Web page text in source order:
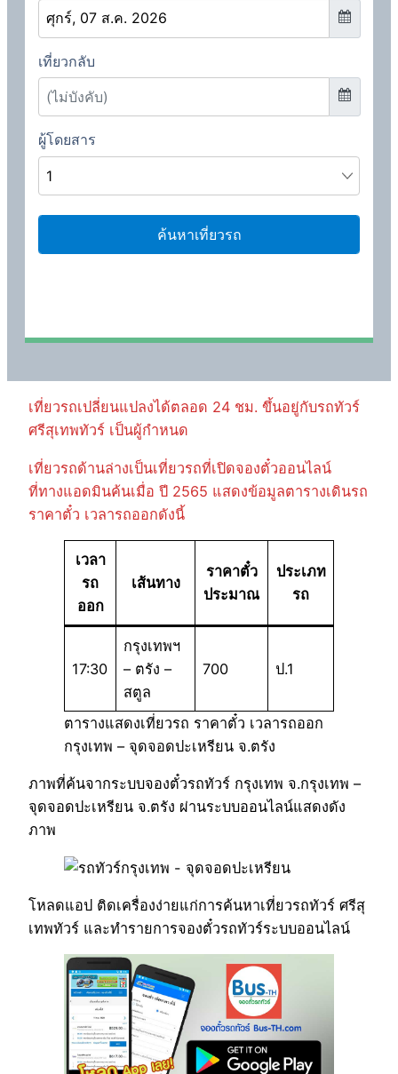
เที่ยวรถเปลี่ยนแปลงได้ตลอด 24 ชม. ขึ้นอยู่กับรถทัวร์
ศรีสุเทพทัวร์ เป็นผู้กำหนด
เที่ยวรถด้านล่างเป็นเที่ยวรถที่เปิดจองตั๋วออนไลน์
ที่ทางแอดมินค้นเมื่อ ปี 2565 แสดงข้อมูลตารางเดินรถ
ราคาตั๋ว เวลารถออกดังนี้
เวลา
รถ
ออก
เส้นทาง
ราคาตั๋ว
ประมาณ
ประเภท
รถ
17:30
กรุงเทพฯ
– ตรัง –
สตูล
700 ป.1
ตารางแสดงเที่ยวรถ ราคาตั๋ว เวลารถออก
กรุงเทพ – จุดจอดปะเหรียน จ.ตรัง
ภาพที่ค้นจากระบบจองตั๋วรถทัวร์ กรุงเทพ จ.กรุงเทพ –
จุดจอดปะเหรียน จ.ตรัง ผ่านระบบออนไลน์แสดงดัง
ภาพ
โหลดแอป ติดเครื่องง่ายแก่การค้นหาเที่ยวรถทัวร์ ศรีสุ
เทพทัวร์ และทำรายการจองตั๋วรถทัวร์ระบบออนไลน์